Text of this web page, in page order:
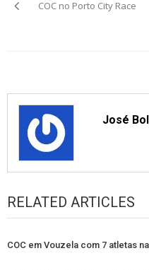
navigation
COC no Porto City Race
José
RELATED ARTICLES
COC em Vouzela com 7 atletas